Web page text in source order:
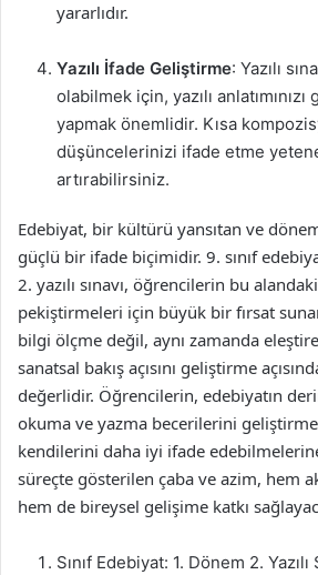
yararlıdır.
Yazılı İfade Geliştirme: Yazılı
olabilmek için, yazılı
yapmak önemlidir. Kısa
düşüncelerinizi ifade etme
artırabilirsiniz.
Edebiyat, bir kültürü yansıtan ve
güçlü bir ifade biçimidir. 9. sınıf
2. yazılı sınavı, öğrencilerin bu
pekiştirmeleri için büyük bir fırsat
bilgi ölçme değil, aynı zamanda
sanatsal bakış açısını geliştirme
değerlidir. Öğrencilerin, edebiyatın
okuma ve yazma becerilerini
kendilerini daha iyi ifade
süreçte gösterilen çaba ve azim, hem
hem de bireysel gelişime katkı
Sınıf Edebiyat: 1. Dönem 2.